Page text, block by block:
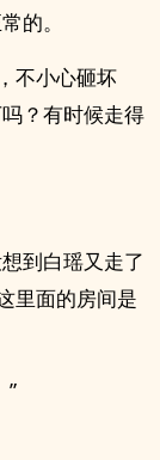
的。
不小心砸坏
？有时候走得
到白瑶又走了
里面的房间是
”